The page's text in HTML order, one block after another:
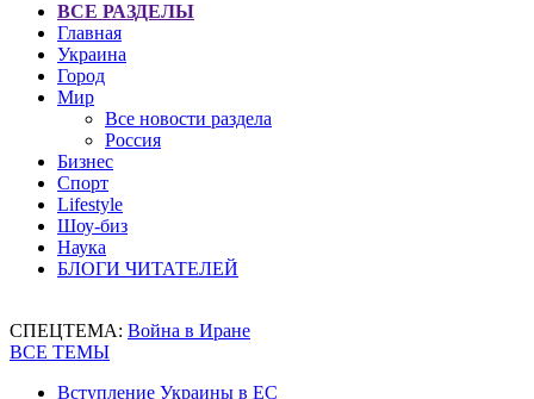
ВСЕ РАЗДЕЛЫ
Главная
Украина
Город
Мир
Все новости раздела
Россия
Бизнес
Спорт
Lifestyle
Шоу-биз
Наука
БЛОГИ ЧИТАТЕЛЕЙ
СПЕЦТЕМА: Война в Иране
ВСЕ ТЕМЫ
Вступление Украины в ЕС